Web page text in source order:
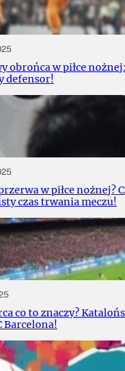
obrońca w piłce
defensor!
w piłce nożnej?
czas trwania meczu!
co to znaczy?
Barcelona!